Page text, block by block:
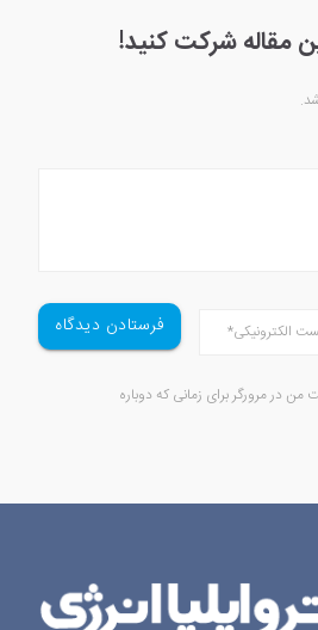
مقاله شرکت کنید!
من در مرورگر برای زمانی که دوباره